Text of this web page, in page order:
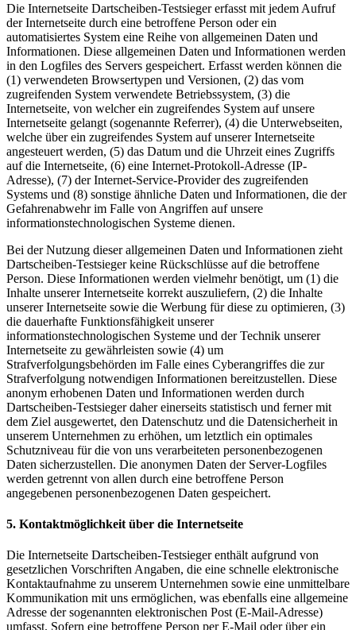
Die Internetseite Dartscheiben-Testsieger erfasst mit jedem Aufruf
der Internetseite durch eine betroffene Person oder ein
automatisiertes System eine Reihe von allgemeinen Daten und
Informationen. Diese allgemeinen Daten und Informationen werden
in den Logfiles des Servers gespeichert. Erfasst werden können die
(1) verwendeten Browsertypen und Versionen, (2) das vom
zugreifenden System verwendete Betriebssystem, (3) die
Internetseite, von welcher ein zugreifendes System auf unsere
Internetseite gelangt (sogenannte Referrer), (4) die Unterwebseiten,
welche über ein zugreifendes System auf unserer Internetseite
angesteuert werden, (5) das Datum und die Uhrzeit eines Zugriffs
auf die Internetseite, (6) eine Internet-Protokoll-Adresse (IP-
Adresse), (7) der Internet-Service-Provider des zugreifenden
Systems und (8) sonstige ähnliche Daten und Informationen, die der
Gefahrenabwehr im Falle von Angriffen auf unsere
informationstechnologischen Systeme dienen.
Bei der Nutzung dieser allgemeinen Daten und Informationen zieht
Dartscheiben-Testsieger keine Rückschlüsse auf die betroffene
Person. Diese Informationen werden vielmehr benötigt, um (1) die
Inhalte unserer Internetseite korrekt auszuliefern, (2) die Inhalte
unserer Internetseite sowie die Werbung für diese zu optimieren, (3)
die dauerhafte Funktionsfähigkeit unserer
informationstechnologischen Systeme und der Technik unserer
Internetseite zu gewährleisten sowie (4) um
Strafverfolgungsbehörden im Falle eines Cyberangriffes die zur
Strafverfolgung notwendigen Informationen bereitzustellen. Diese
anonym erhobenen Daten und Informationen werden durch
Dartscheiben-Testsieger daher einerseits statistisch und ferner mit
dem Ziel ausgewertet, den Datenschutz und die Datensicherheit in
unserem Unternehmen zu erhöhen, um letztlich ein optimales
Schutzniveau für die von uns verarbeiteten personenbezogenen
Daten sicherzustellen. Die anonymen Daten der Server-Logfiles
werden getrennt von allen durch eine betroffene Person
angegebenen personenbezogenen Daten gespeichert.
5. Kontaktmöglichkeit über die Internetseite
Die Internetseite Dartscheiben-Testsieger enthält aufgrund von
gesetzlichen Vorschriften Angaben, die eine schnelle elektronische
Kontaktaufnahme zu unserem Unternehmen sowie eine unmittelbare
Kommunikation mit uns ermöglichen, was ebenfalls eine allgemeine
Adresse der sogenannten elektronischen Post (E-Mail-Adresse)
umfasst. Sofern eine betroffene Person per E-Mail oder über ein